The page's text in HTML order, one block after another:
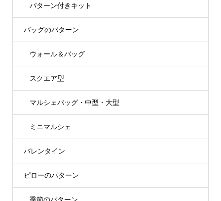
パターン付きキット
バッグのパターン
ウォール＆バッグ
スクエア型
マルシェバッグ・中型・大型
ミニマルシェ
バレンタイン
ピローのパターン